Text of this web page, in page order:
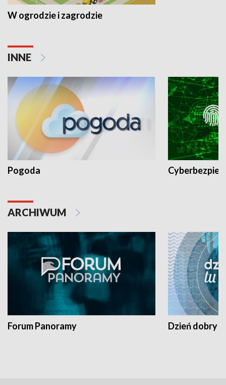
W ogrodzie i zagrodzie
INNE
Pogoda
ARCHIWUM
Forum Panoramy Dzień dobry